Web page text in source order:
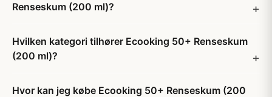
Renseskum (200 ml)?
Hvilken kategori tilhører Ecooking 50+ Renseskum
(200 ml)?
Hvor kan jeg købe Ecooking 50+ Renseskum (200